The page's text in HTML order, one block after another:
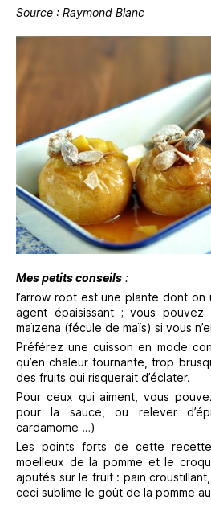
Source : Raymond Blanc
Mes petits conseils :
l’arrow root est une plante dont on
agent épaisissant ; vous
maïzena (fécule de maïs) si vous
Préférez une cuisson en mode
qu’en chaleur tournante, trop
des fruits qui risquerait d’éclater.
Pour ceux qui aiment, vous
pour la sauce, ou relever
cardamome …)
Les points forts de cette
moelleux de la pomme et le
ajoutés sur le fruit : pain
ceci sublime le goût de la pomme